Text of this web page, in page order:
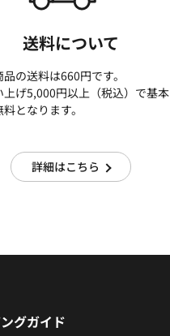
送料について
の送料は660円です。
上げ5,000円以上（税込）で基本
となります。
詳細はこちら
グガイド